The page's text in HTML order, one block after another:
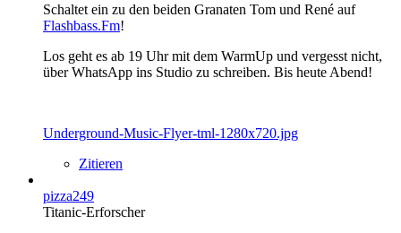
Schaltet ein zu den beiden Granaten Tom und René auf
Flashbass.Fm!
Los geht es ab 19 Uhr mit dem WarmUp und vergesst nicht,
über WhatsApp ins Studio zu schreiben. Bis heute Abend!
Underground-Music-Flyer-tml-1280x720.jpg
Zitieren
pizza249
Titanic-Erforscher